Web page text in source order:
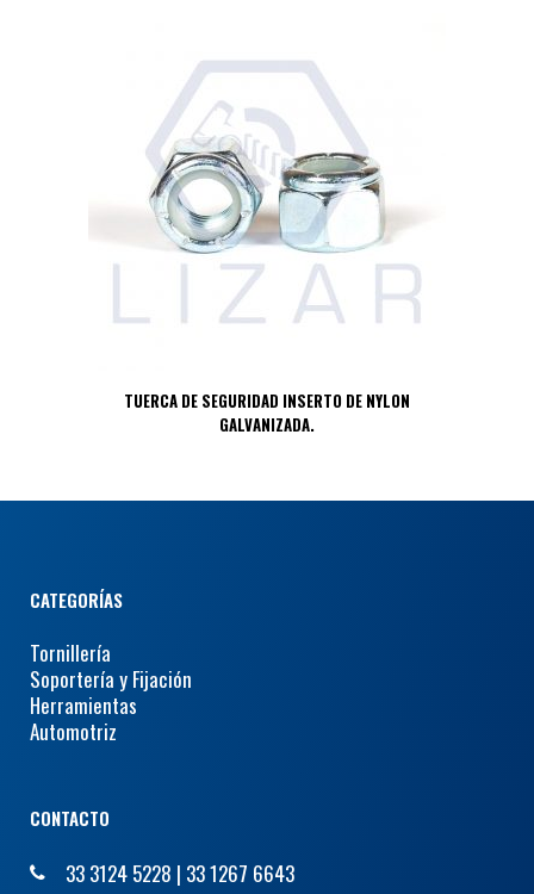
TUERCA DE SEGURIDAD INSERTO DE NYLON
GALVANIZADA.
CATEGORÍAS
Tornillería
Soportería y Fijación
Herramientas
Automotriz
CONTACTO
33 3124 5228 | 33 1267 6643